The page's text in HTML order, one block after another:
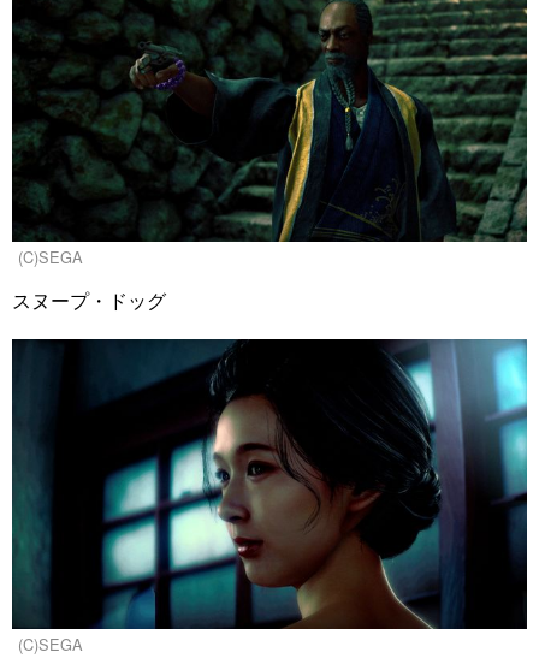
(C)SEGA
スヌープ・ドッグ
(C)SEGA